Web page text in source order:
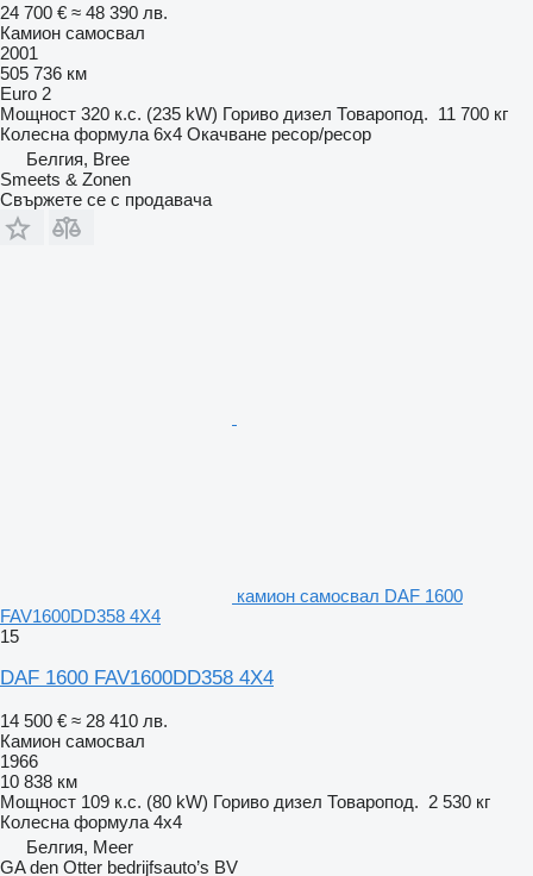
24 700 € ≈ 48 390 лв.
Камион самосвал
2001
505 736 км
Euro 2
Мощност 320 к.с. (235 kW) Гориво дизел Товаропод. 11 700 кг
Колесна формула 6x4 Окачване ресор/ресор
Белгия, Bree
Smeets & Zonen
Свържете се с продавача
камион самосвал DAF 1600
FAV1600DD358 4X4
15
DAF 1600 FAV1600DD358 4X4
14 500 € ≈ 28 410 лв.
Камион самосвал
1966
10 838 км
Мощност 109 к.с. (80 kW) Гориво дизел Товаропод. 2 530 кг
Колесна формула 4x4
Белгия, Meer
GA den Otter bedrijfsauto’s BV